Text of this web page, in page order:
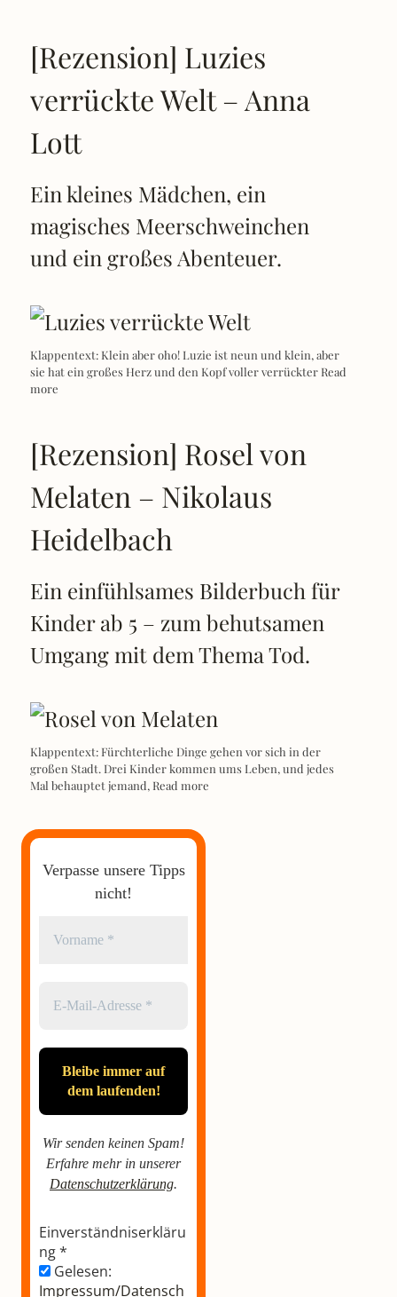
[Rezension] Luzies
verrückte Welt – Anna
Lott
Ein kleines Mädchen, ein
magisches Meerschweinchen
und ein großes Abenteuer.
Klappentext: Klein aber oho! Luzie ist neun und klein, aber
sie hat ein großes Herz und den Kopf voller verrückterRead
more
[Rezension] Rosel von
Melaten – Nikolaus
Heidelbach
Ein einfühlsames Bilderbuch für
Kinder ab 5 – zum behutsamen
Umgang mit dem Thema Tod.
Klappentext: Fürchterliche Dinge gehen vor sich in der
großen Stadt. Drei Kinder kommen ums Leben, und jedes
Mal behauptet jemand,Read more
Verpasse unsere Tipps
nicht!
Wir senden keinen Spam!
Erfahre mehr in unserer
Datenschutzerklärung.
Einverständniserkläru
ng*
Gelesen:
Impressum/Datensch